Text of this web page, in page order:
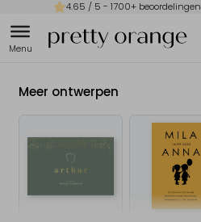
4.65 / 5 - 1700+ beoordelingen
Meer ontwerpen